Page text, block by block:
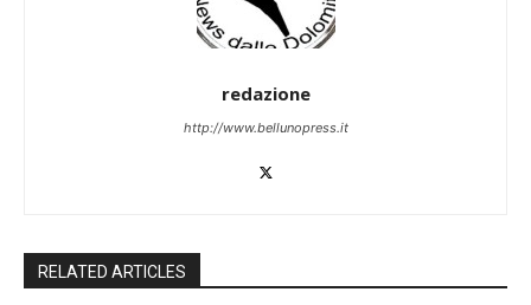
redazione
http://www.bellunopress.it
RELATED ARTICLES